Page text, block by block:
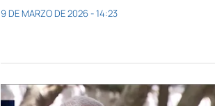
9 DE MARZO DE 2026 - 14:23